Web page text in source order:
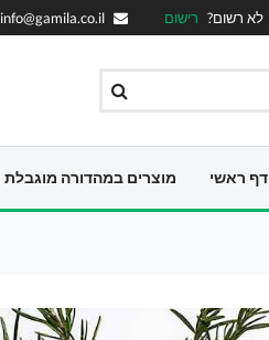
לא רשום? רישום info@gamila.co.il
דף ראשי מוצרים במהדורה מוגבלת